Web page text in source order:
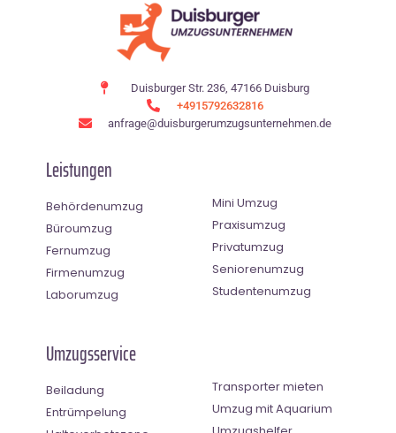
Duisburger Str. 236, 47166 Duisburg
+4915792632816
anfrage@duisburgerumzugsunternehmen.de
Leistungen
Behördenumzug
Büroumzug
Fernumzug
Firmenumzug
Laborumzug
Mini Umzug
Praxisumzug
Privatumzug
Seniorenumzug
Studentenumzug
Umzugsservice
Beiladung
Entrümpelung
Transporter mieten
Umzug mit Aquarium